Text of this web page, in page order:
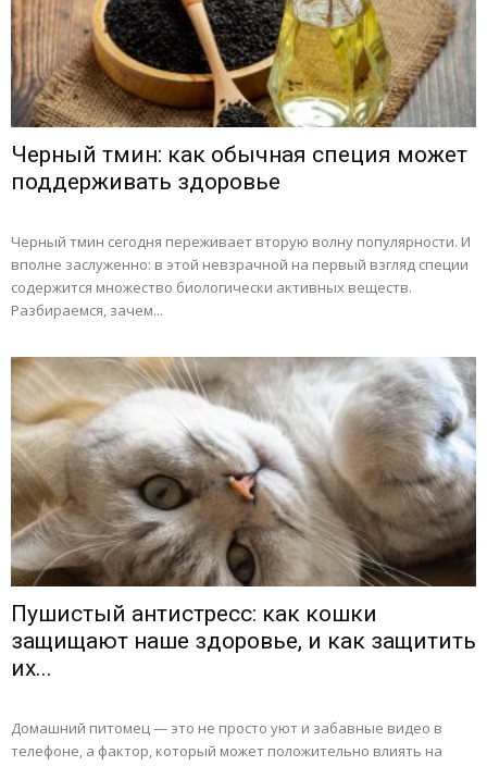
Черный тмин: как обычная специя может
поддерживать здоровье
Черный тмин сегодня переживает вторую волну популярности. И
вполне заслуженно: в этой невзрачной на первый взгляд специи
содержится множество биологически активных веществ.
Разбираемся, зачем...
Пушистый антистресс: как кошки
защищают наше здоровье, и как защитить
их...
Домашний питомец — это не просто уют и забавные видео в
телефоне, а фактор, который может положительно влиять на